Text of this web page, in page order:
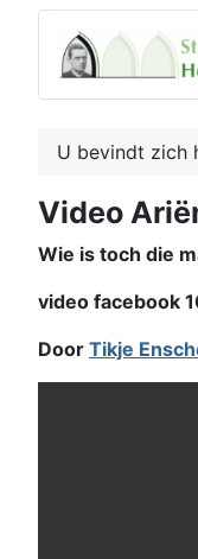
U bevindt zich
Video
Wie is toch die
video facebook
Door Tikje